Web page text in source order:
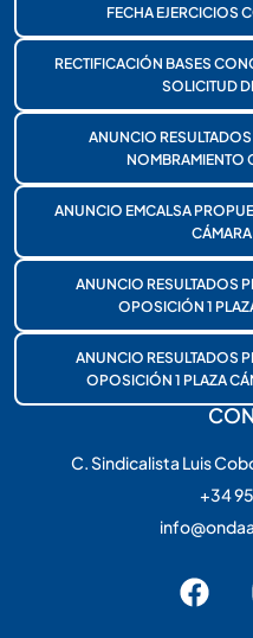
FECHA
RECTIFICACIÓN BASES
SOLICITUD
ANUNCIO
NOMBRAMIENTO
ANUNCIO EMCALSA
ANUNCIO RESULTADOS
OPOSICIÓN 1
ANUNCIO RESULTADOS
OPOSICIÓN 1 PLAZA
C. Sindicalista Luis
+34